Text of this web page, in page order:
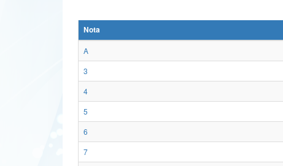
Nota
A
3
4
5
6
7